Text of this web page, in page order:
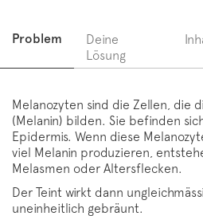
Problem
Deine
Lösung
Melanozyten sind die Zellen, die
(Melanin) bilden. Sie befinden
Epidermis. Wenn diese
viel Melanin produzieren,
Melasmen oder Altersflecken.
Der Teint wirkt dann
uneinheitlich gebräunt.